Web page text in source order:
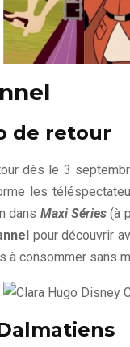
de retour
dès le 3
les
dans Maxi Séries(à
pour découvrir
à consommer sans